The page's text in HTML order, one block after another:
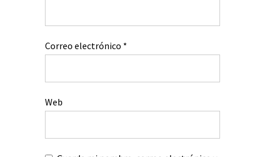
Correo electrónico *
Web